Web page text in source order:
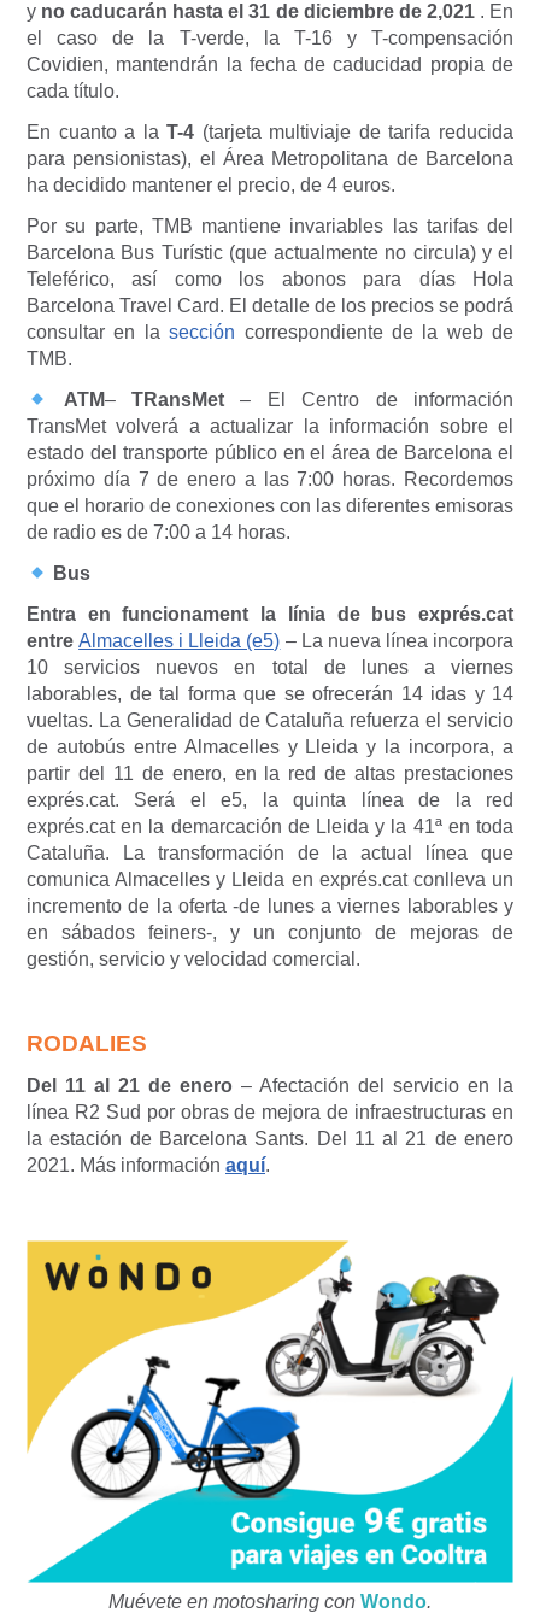
y no caducarán hasta el 31 de diciembre de 2,021. En
el caso de la T-verde, la T-16 y T-compensación
Covidien, mantendrán la fecha de caducidad propia de
cada título.
En cuanto a laT-4 (tarjeta multiviaje de tarifa reducida
para pensionistas), el Área Metropolitana de Barcelona
ha decidido mantener el precio, de 4 euros.
Por su parte, TMB mantiene invariables las tarifas del
Barcelona Bus Turístic (que actualmente no circula) y el
Teleférico, así como los abonos para días Hola
Barcelona Travel Card. El detalle de los precios se podrá
consultar en lasección correspondiente de la web de
TMB.
ATM–TRansMet – El Centro de información
TransMet volverá a actualizar la información sobre el
estado del transporte público en el área de Barcelona el
próximo día 7 de enero a las 7:00 horas. Recordemos
que el horario de conexiones con las diferentes emisoras
de radio es de 7:00 a 14 horas.
Bus
Entra en funcionament la línia de bus exprés.cat
entreAlmacelles i Lleida (e5) – La nueva línea incorpora
10 servicios nuevos en total de lunes a viernes
laborables, de tal forma que se ofrecerán 14 idas y 14
vueltas. La Generalidad de Cataluña refuerza el servicio
de autobús entre Almacelles y Lleida y la incorpora, a
partir del 11 de enero, en la red de altas prestaciones
exprés.cat. Será el e5, la quinta línea de la red
exprés.cat en la demarcación de Lleida y la 41ª en toda
Cataluña. La transformación de la actual línea que
comunica Almacelles y Lleida en exprés.cat conlleva un
incremento de la oferta -de lunes a viernes laborables y
en sábados feiners-, y un conjunto de mejoras de
gestión, servicio y velocidad comercial.
RODALIES
Del 11 al 21 de enero – Afectación del servicio en la
línea R2 Sud por obras de mejora de infraestructuras en
la estación de Barcelona Sants. Del 11 al 21 de enero
2021. Más información aquí.
Muévete en motosharing con Wondo.